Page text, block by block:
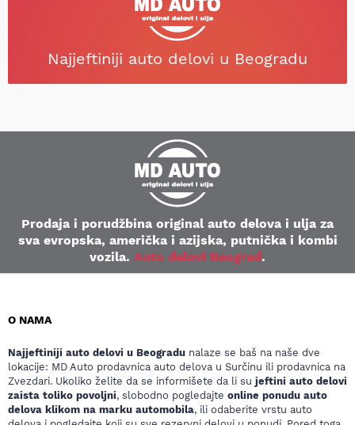
Najjeftiniji auto delovi u Beogradu
Prodaja i porudžbina original auto delova i ulja za
sva evropska, američka i azijska, putnička i kombi
vozila. Auto delovi Beograd.
O NAMA
Najjeftiniji auto delovi u Beogradu nalaze se baš na naše dve
lokacije: MD Auto prodavnica auto delova u Surčinu ili prodavnica na
Zvezdari. Ukoliko želite da se informišete da li su jeftini auto delovi
zaista toliko povoljni, slobodno pogledajte online ponudu auto
delova klikom na marku automobila, ili odaberite vrstu auto